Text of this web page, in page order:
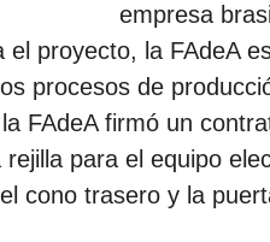
empresa
proyecto, la FAdeA
procesos de
FAdeA firmó un
para el equipo
cono trasero y la